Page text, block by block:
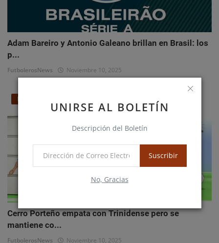
UNIRSE AL BOLETÍN
Descripción del Boletín
Suscribir
No, Gracias
Adam Bareiro y Antonio Galeano brillan en Brasil: los
p...
FutbolerosNews Noviembre 10, 2025
Nacionales
Cerro Porteño empata con Trinidense pero se
mantiene co...
FutbolerosNews Noviembre 10, 2025